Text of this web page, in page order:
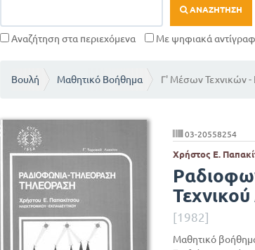
ΑΝΑΖΉΤΗΣΗ
Αναζήτηση στα περιεχόμενα Με ψηφιακά
Βουλή Μαθητικό Βοήθημα Γ' Μέσων Τεχνικών -
03-20558254
Χρήστος Ε.
[1982]
Μαθητικό